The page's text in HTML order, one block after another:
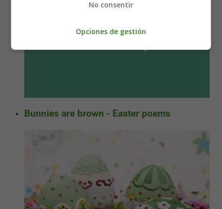
Bunnies are brown - Easter poems
No consentir
Opciones de gestión